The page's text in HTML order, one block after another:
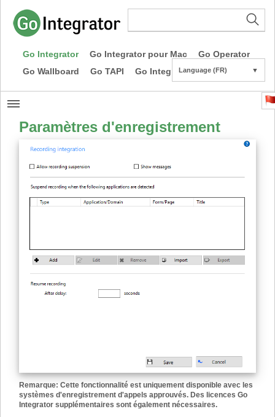
Go Integrator Go Integrator pour Mac
Go Operator
Go Wallboard
Go TAPI Go Integrator CE
Language (FR) ▼
Paramètres d'enregistrement
Remarque: Cette fonctionnalité est uniquement disponible avec les
systèmes d'enregistrement d'appels approuvés. Des licences Go
Integrator supplémentaires sont également nécessaires.